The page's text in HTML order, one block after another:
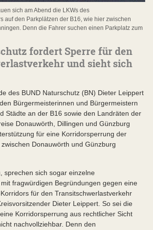
sich am Abend die LKWs des
auf den Parkplätzen der B16, wie hier zwischen
Denn die Fahrer suchen einen Parkplatz zum
fordert Sperre für den
und sieht sich
des BUND Naturschutz (BN) Dieter Leippert
Bürgermeisterinnen und Bürgermeistern
Städte an der B16 sowie den Landräten der
Donauwörth, Dillingen und Günzburg
für eine Korridorsperrung der
Donauwörth und Günzburg
sprechen sich sogar einzelne
fragwürdigen Begründungen gegen eine
für den Transitschwerlastverkehr
Dieter Leippert. So sei die
Korridorsperrung aus rechtlicher Sicht
nachvollziehbar. Denn den